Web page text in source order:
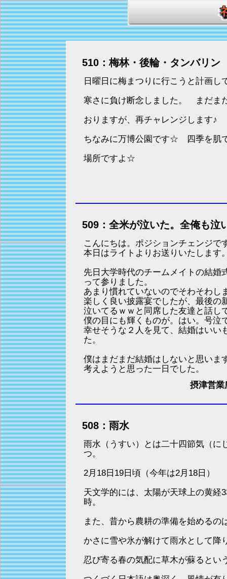
510：梅林・後輪・タンバリン
日曜日に梅まつりに行こうと計画し
寒さに負け断念しました。 まだま
おりますが、再チャレンジします♪
ちなみに万博公園です☆ 四季を肌
場所ですよ☆
509：全米が泣いた。全俺も泣
こんにちは。ポジションチェンジで
本日はライトよりお送りいたします
先日大学時代のチームメイトの結婚
って参りました。
あまり慣れていないのでそわそわし
楽しく良い披露宴でしたが、最後の
泣いてるｗｗと同席した友達と話し
僕の目にも輝くものが。はい。号泣
幸せそうな２人を見て、結婚はいい
た。
僕はまだまだ結婚はしないと思いま
考えようと思った一日でした。
摂津営
508：雨水
雨水（うすい）とは二十四節気（に
つ。
2月18日19日頃（今年は2月18日）
天文学的には、太陽が天球上の黄経
時。
また、昔から農耕の準備を始めるの
かさに雪や氷が解けて雨水として降
忍び寄る春の気配に草木が蘇るとい